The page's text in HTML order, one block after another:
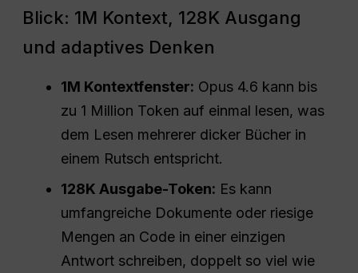
Blick: 1M Kontext, 128K Ausgang
und adaptives Denken
1M Kontextfenster: Opus 4.6 kann bis
zu 1 Million Token auf einmal lesen, was
dem Lesen mehrerer dicker Bücher in
einem Rutsch entspricht.
128K Ausgabe-Token: Es kann
umfangreiche Dokumente oder riesige
Mengen an Code in einer einzigen
Antwort schreiben, doppelt so viel wie